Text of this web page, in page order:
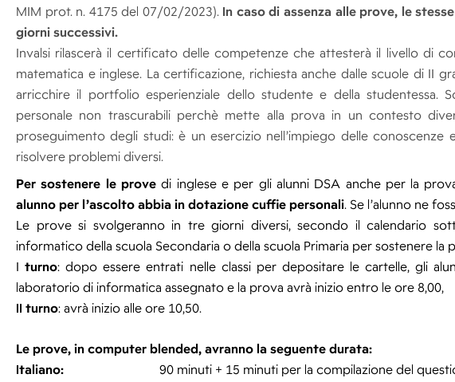
MIM prot. n. 4175 del 07/02/2023). In caso di assenza alle prove, le
giorni successivi.
Invalsi rilascerà il certificato delle competenze che attesterà il livello di
matematica e inglese. La certificazione, richiesta anche dalle scuole di II
arricchire il portfolio esperienziale dello studente e della studentessa.
personale non trascurabili perchè mette alla prova in un contesto
proseguimento degli studi: è un esercizio nell’impiego delle conoscenze
risolvere problemi diversi.
Per sostenere le provedi inglese e per gli alunni DSA anche per la
alunno per l’ascolto abbia in dotazione cuffie personali. Se l’alunno ne
Le prove si svolgeranno in tre giorni diversi, secondo il calendario
informatico della scuola Secondaria o della scuola Primaria per sostenere la
I turno: dopo essere entrati nelle classi per depositare le cartelle, gli
laboratorio di informatica assegnato e la prova avrà inizio entro le ore 8,00,
II turno: avrà inizio alle ore 10,50.
Le prove, in computer blended, avranno la seguente durata:
Italiano: 90 minuti + 15 minuti per la compilazione del